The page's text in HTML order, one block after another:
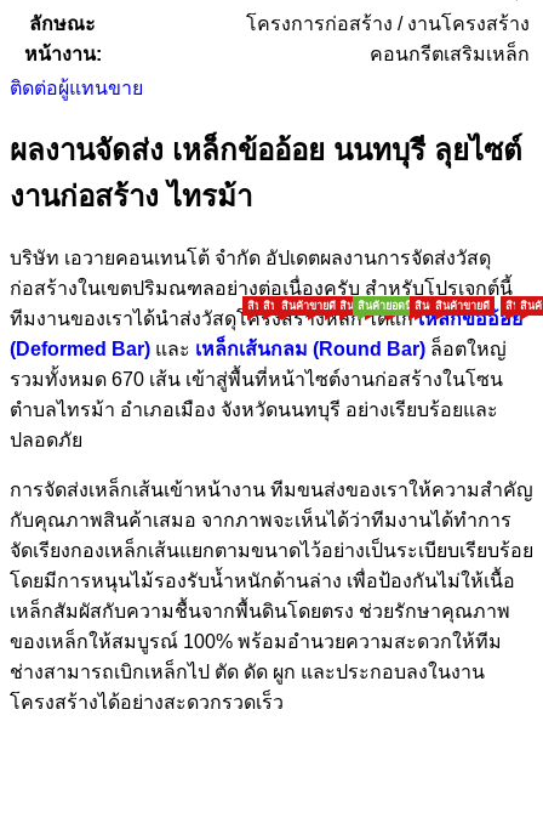
ลักษณะ
หน้างาน:
โครงการก่อสร้าง / งานโครงสร้าง
คอนกรีตเสริมเหล็ก
ติดต่อผู้แทนขาย
ผลงานจัดส่ง เหล็กข้ออ้อย นนทบุรี ลุยไซต์
งานก่อสร้าง ไทรม้า
บริษัท เอวายคอนเทนโต้ จำกัด อัปเดตผลงานการจัดส่งวัสดุ
ก่อสร้างในเขตปริมณฑลอย่างต่อเนื่องครับ สำหรับโปรเจกต์นี้
ทีมงานของเราได้นำส่งวัสดุโครงสร้างหลัก ได้แก่เหล็กข้ออ้อย
(Deformed Bar) และ เหล็กเส้นกลม (Round Bar) ล็อตใหญ่
รวมทั้งหมด 670 เส้น เข้าสู่พื้นที่หน้าไซต์งานก่อสร้างในโซน
ตำบลไทรม้า อำเภอเมือง จังหวัดนนทบุรี อย่างเรียบร้อยและ
ปลอดภัย
การจัดส่งเหล็กเส้นเข้าหน้างาน ทีมขนส่งของเราให้ความสำคัญ
กับคุณภาพสินค้าเสมอ จากภาพจะเห็นได้ว่าทีมงานได้ทำการ
จัดเรียงกองเหล็กเส้นแยกตามขนาดไว้อย่างเป็นระเบียบเรียบร้อย
โดยมีการหนุนไม้รองรับน้ำหนักด้านล่าง เพื่อป้องกันไม่ให้เนื้อ
เหล็กสัมผัสกับความชื้นจากพื้นดินโดยตรง ช่วยรักษาคุณภาพ
ของเหล็กให้สมบูรณ์ 100% พร้อมอำนวยความสะดวกให้ทีม
ช่างสามารถเบิกเหล็กไป ตัด ดัด ผูก และประกอบลงในงาน
โครงสร้างได้อย่างสะดวกรวดเร็ว
สินค้าขายดี
สินค้าขายดี
สินค้ายอดนิยม สินค้ายอด
สินค้าข
สินค้าขายดีสินค้ายอดนิยม
สินค้ายอดนิยม
สินค้าขายดี
สินค้าขายดี สินค้าขายดี
สินค้าขายดี
สินค้าขายดี
สินค้าขายดี
สินค้าขายดี สินค้ายอดนิยม
สินค้าขายดี สินค้าขายดี
สินค้าขายดี สินค้